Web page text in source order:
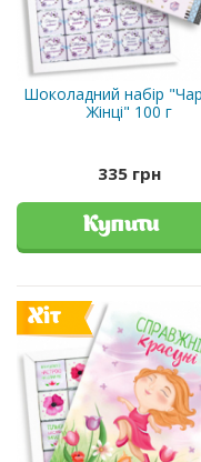
Шоколадний набір
Жінці" 100 г
335 грн
Купити
Хіт